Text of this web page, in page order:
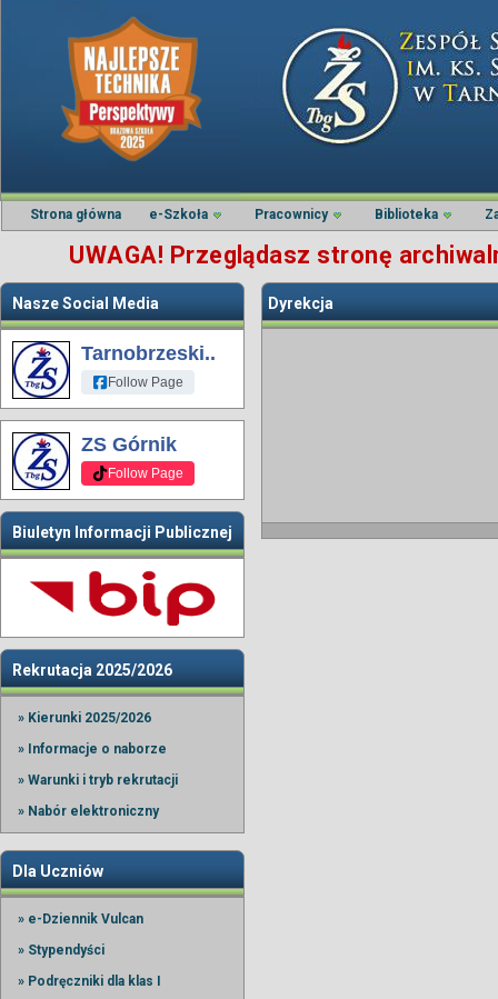
Strona główna e-Szkoła Pracownicy Biblioteka
UWAGA! Przeglądasz stronę
Nasze Social Media
Tarnobrzeski..
Follow Page
ZS Górnik
Follow Page
Biuletyn Informacji Publicznej
Rekrutacja 2025/2026
» Kierunki 2025/2026
» Informacje o naborze
» Warunki i tryb rekrutacji
» Nabór elektroniczny
Dla Uczniów
» e-Dziennik Vulcan
» Stypendyści
» Podręczniki dla klas I
Dyrekcja